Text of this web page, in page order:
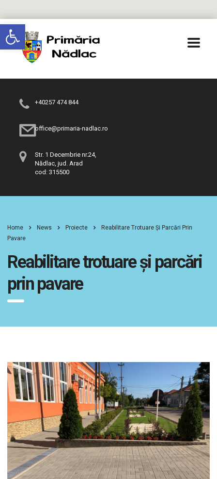
Deschide bara de unelte
+40257 474 844
office@primaria-nadlac.ro
Str. 1 Decembrie nr.24,
Nădlac, jud. Arad
cod: 315500
Home News Proiecte
Reabilitare Trotuare Și Parcări Prin
Pavare
Reabilitare trotuare și parcări
prin pavare